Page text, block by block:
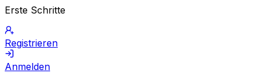
Erste Schritte
Registrieren
Anmelden